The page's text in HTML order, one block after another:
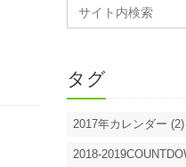
タグ
2017年カレンダー (2)
2018-